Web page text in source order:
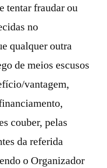
tentar fraudar ou
no
qualquer outra
de meios escusos
vantagem,
couber, pelas
da referida
o Organizador